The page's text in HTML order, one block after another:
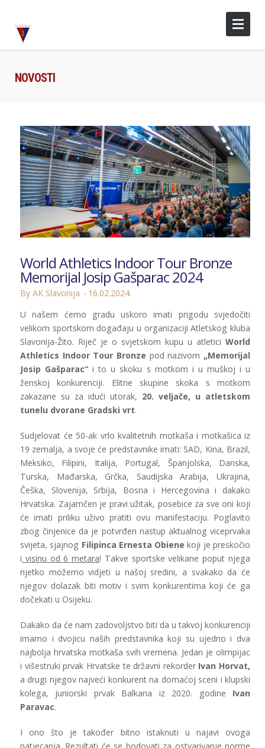
NOVOSTI
World Athletics Indoor Tour Bronze
Memorijal Josip Gašparac 2024
By AK Slavonija
16.02.2024.
U našem ćemo gradu uskoro imati prigodu svjedočiti
velikom sportskom događaju u organizaciji Atletskog kluba
Slavonija-Žito. Riječ je o svjetskom kupu u atletici World
Athletics Indoor Tour Bronze pod nazivom „Memorijal
Josip Gašparac“ i to u skoku s motkom i u muškoj i u
ženskoj konkurenciji. Elitne skupine skoka s motkom
zakazane su za idući utorak, 20. veljače, u atletskom
tunelu dvorane Gradski vrt.
Sudjelovat će 50-ak vrlo kvalitetnih motkaša i motkašica iz
19 zemalja, a svoje će predstavnike imati: SAD, Kina, Brazil,
Meksiko, Filipini, Italija, Portugal, Španjolska, Danska,
Turska, Mađarska, Grčka, Saudijska Arabija, Ukrajina,
Češka, Slovenija, Srbija, Bosna i Hercegovina i dakako
Hrvatska. Zajamčen je pravi užitak, posebice za sve oni koji
će imati priliku uživo pratiti ovu manifestaciju. Poglavito
zbog činjenice da je potvrđen nastup aktualnog viceprvaka
svijeta, sjajnog Filipinca Ernesta Obiene koji je preskočio
i visinu od 6 metara! Takve sportske velikane poput njega
rijetko možemo vidjeti u našoj sredini, a svakako da će
njegov dolazak biti motiv i svim konkurentima koji će ga
dočekati u Osijeku.
Dakako da će nam zadovoljstvo biti da u takvoj konkurenciji
imamo i dvojicu naših predstavnika koji su ujedno i dva
najbolja hrvatska motkaša svih vremena. Jedan je olimpijac
i višestruki prvak Hrvatske te državni rekorderIvan Horvat,
a drugi njegov najveći konkurent na domaćoj sceni i klupski
kolega, juniorski prvak Balkana iz 2020. godine Ivan
Paravac.
I ono što je također bitno istaknuti u najavi ovoga